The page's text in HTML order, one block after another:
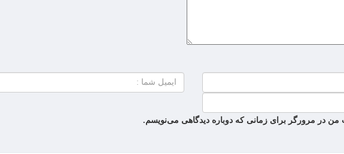
من در مرورگر برای زمانی که دوباره دیدگاهی می‌نویسم.